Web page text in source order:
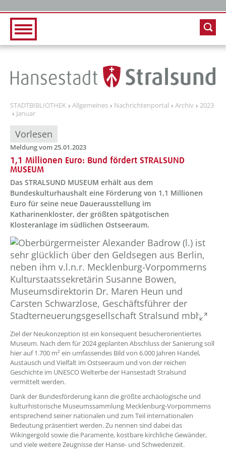
STADTBIBLIOTHEK Allgemeines Nachrichtenportal Archiv
2023
Januar
Vorlesen
Meldung vom 25.01.2023
1,1 Millionen Euro: Bund fördert STRALSUND
MUSEUM
Das STRALSUND MUSEUM erhält aus dem
Bundeskulturhaushalt eine Förderung von 1,1 Millionen
Euro für seine neue Dauerausstellung im
Katharinenkloster, der größten spätgotischen
Klosteranlage im südlichen Ostseeraum.
Ziel der Neukonzeption ist ein konsequent besucherorientiertes
Museum. Nach dem für 2024 geplanten Abschluss der Sanierung soll
hier auf 1.700 m² ein umfassendes Bild von 6.000 Jahren Handel,
Austausch und Vielfalt im Ostseeraum und von der reichen
Geschichte im UNESCO Welterbe der Hansestadt Stralsund
vermittelt werden.
Dank der Bundesförderung kann die größte archäologische und
kulturhistorische Museumssammlung Mecklenburg-Vorpommerns
entsprechend seiner nationalen und zum Teil internationalen
Bedeutung präsentiert werden. Zu nennen sind dabei das
Wikingergold sowie die Paramente, kostbare kirchliche Gewänder,
und viele weitere Zeugnisse der Hanse- und Schwedenzeit.